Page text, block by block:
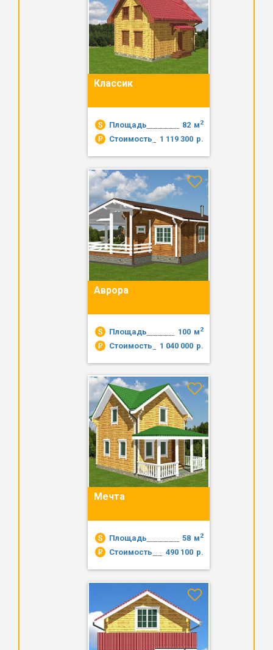
Классик
Площадь м2
82
Стоимость
р.
1 119 300
Аврора
Площадь м2
100
Стоимость
р.
1 040 000
Мечта
Площадь м2
58
Стоимость
р.
490 100